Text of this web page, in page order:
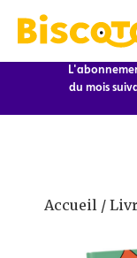
du mois
Accueil /